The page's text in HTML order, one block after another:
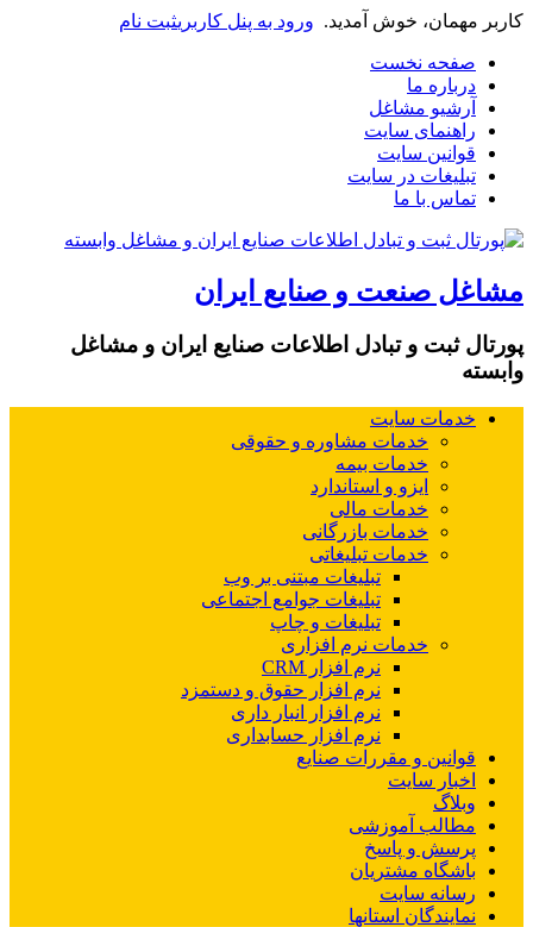
کاربر مهمان، خوش آمدید. ورود به پنل کاربریثبت نام
صفحه نخست
درباره ما
آرشیو مشاغل
راهنمای سایت
قوانین سایت
تبلیغات در سایت
تماس با ما
مشاغل صنعت و صنایع ایران
پورتال ثبت و تبادل اطلاعات صنایع ایران و مشاغل
وابسته
خدمات سایت
خدمات مشاوره و حقوقی
خدمات بیمه
ایزو و استاندارد
خدمات مالی
خدمات بازرگانی
خدمات تبلیغاتی
تبلیغات مبتنی بر وب
تبلیغات جوامع اجتماعی
تبلیغات و چاپ
خدمات نرم افزاری
نرم افزار CRM
نرم افزار حقوق و دستمزد
نرم افزار انبار داری
نرم افزار حسابداری
قوانین و مقررات صنایع
اخبار سایت
وبلاگ
مطالب آموزشی
پرسش و پاسخ
باشگاه مشتریان
رسانه سایت
نمایندگان استانها